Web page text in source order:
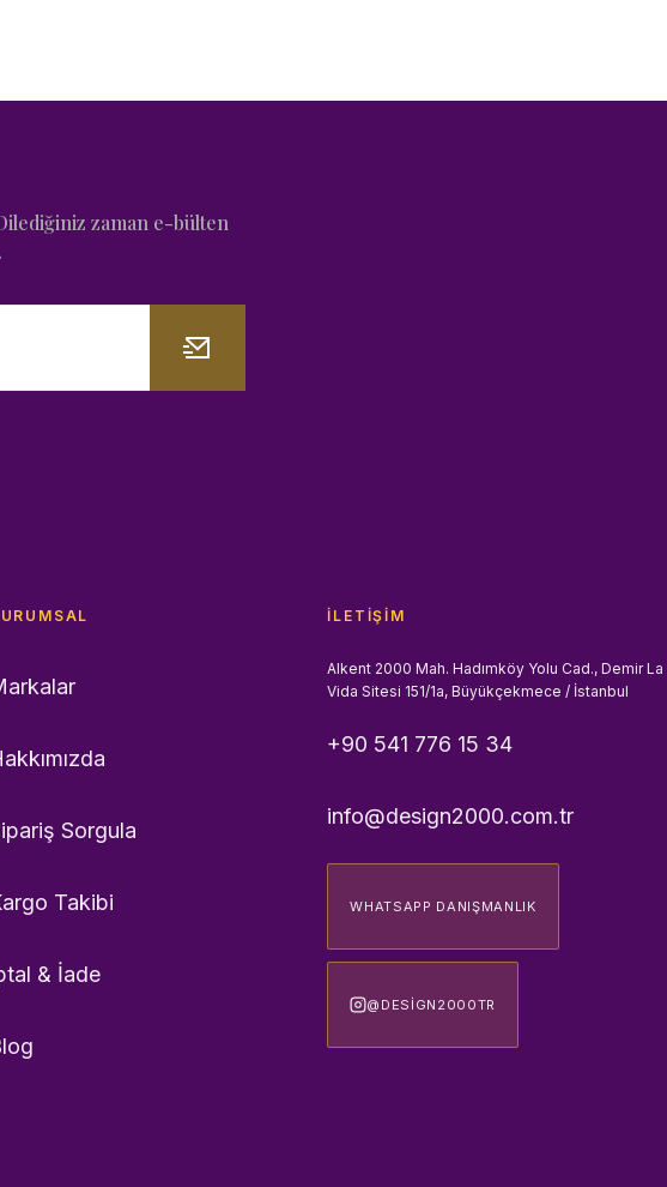
zaman e-bülten
Sorgula
Takibi
& İade
İLETIŞIM
Alkent 2000 Mah. Hadımköy Yolu Cad., Demir La
Vida Sitesi 151/1a, Büyükçekmece / İstanbul
+90 541 776 15 34
info@design2000.com.tr
WHATSAPP DANIŞMANLIK
@DESIGN2000TR